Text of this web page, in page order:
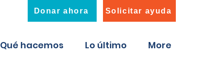
Donar ahora Solicitar ayuda
Qué hacemos Lo último More